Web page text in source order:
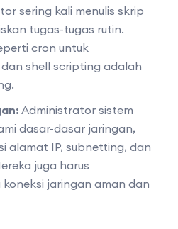
sering kali menulis skrip
tugas-tugas rutin.
cron untuk
shell scripting adalah
Administrator sistem
dasar-dasar jaringan,
alamat IP, subnetting, dan
juga harus
jaringan aman dan